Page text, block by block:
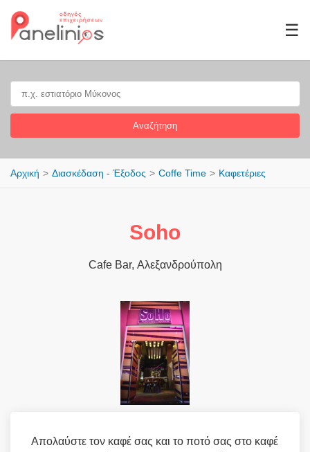
☰
Αναζήτηση
Αρχική Διασκέδαση - Έξοδος Coffe Time Καφετέριες
Soho
Cafe Bar, Αλεξανδρούπολη
Απολαύστε τον καφέ σας και το ποτό σας στο καφέ